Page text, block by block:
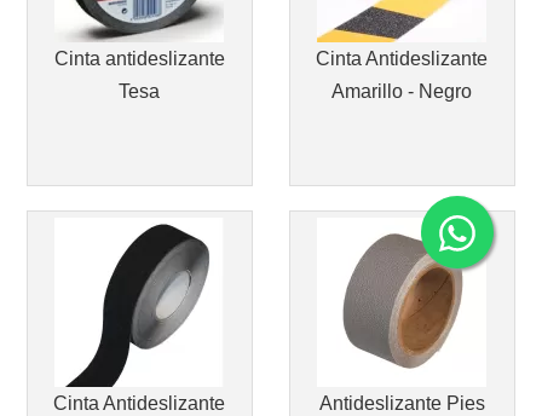
Cinta antideslizante
Tesa
Cinta Antideslizante
Amarillo - Negro
Cinta Antideslizante
Antideslizante Pies